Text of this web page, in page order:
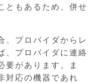
ともあるため、併せ
、プロバイダからレ
、プロバイダに連絡
要があります。ま
対応の機器であれ